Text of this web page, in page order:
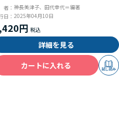
： 神長美津子、田代幸代＝編著
日： 2025年04月10日
円
詳細を見る
カートに入れる
試し読み